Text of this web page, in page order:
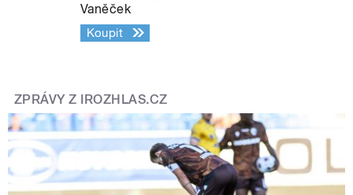
Vaněček
Koupit
ZPRÁVY Z IROZHLAS.CZ